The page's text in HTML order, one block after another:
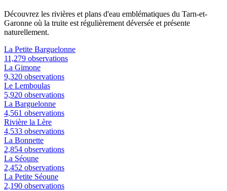
Découvrez les rivières et plans d'eau emblématiques du Tarn-et-
Garonne où la truite est régulièrement déversée et présente
naturellement.
La Petite Barguelonne
11,279 observations
La Gimone
9,320 observations
Le Lemboulas
5,920 observations
La Barguelonne
4,561 observations
Rivière la Lère
4,533 observations
La Bonnette
2,854 observations
La Séoune
2,452 observations
La Petite Séoune
2,190 observations